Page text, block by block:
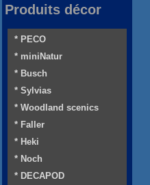
Produits décor
* PECO
* miniNatur
* Busch
* Sylvias
* Woodland scenics
* Faller
* Heki
* Noch
* DECAPOD